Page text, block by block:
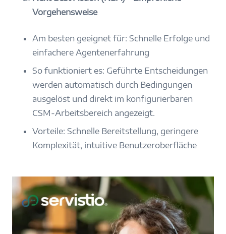
Vorgehensweise
Am besten geeignet für: Schnelle Erfolge und
einfachere Agentenerfahrung
So funktioniert es: Geführte Entscheidungen
werden automatisch durch Bedingungen
ausgelöst und direkt im konfigurierbaren
CSM-Arbeitsbereich angezeigt.
Vorteile: Schnelle Bereitstellung, geringere
Komplexität, intuitive Benutzeroberfläche